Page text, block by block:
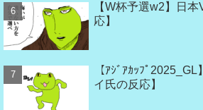
【W杯予選w2】日
応】
【ｱｼﾞｱｶｯﾌﾟ
イ氏の反応】